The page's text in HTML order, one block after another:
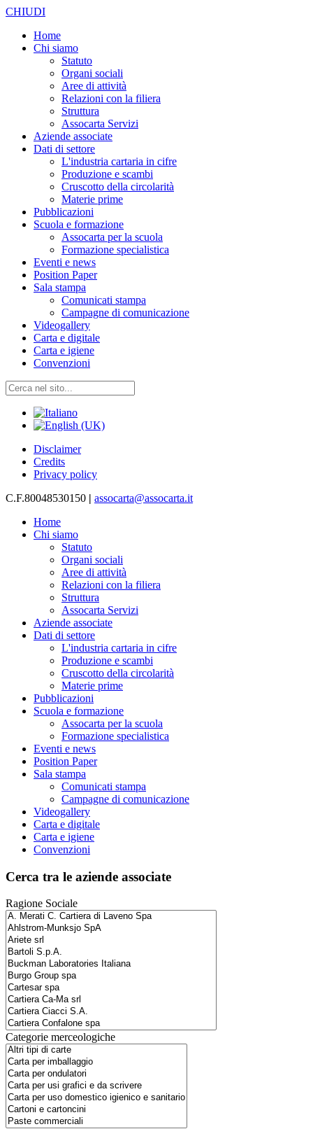
CHIUDI
Home
Chi siamo
Statuto
Organi sociali
Aree di attività
Relazioni con la filiera
Struttura
Assocarta Servizi
Aziende associate
Dati di settore
L'industria cartaria in cifre
Produzione e scambi
Cruscotto della circolarità
Materie prime
Pubblicazioni
Scuola e formazione
Assocarta per la scuola
Formazione specialistica
Eventi e news
Position Paper
Sala stampa
Comunicati stampa
Campagne di comunicazione
Videogallery
Carta e digitale
Carta e igiene
Convenzioni
Disclaimer
Credits
Privacy policy
C.F.80048530150 | assocarta@assocarta.it
Home
Chi siamo
Statuto
Organi sociali
Aree di attività
Relazioni con la filiera
Struttura
Assocarta Servizi
Aziende associate
Dati di settore
L'industria cartaria in cifre
Produzione e scambi
Cruscotto della circolarità
Materie prime
Pubblicazioni
Scuola e formazione
Assocarta per la scuola
Formazione specialistica
Eventi e news
Position Paper
Sala stampa
Comunicati stampa
Campagne di comunicazione
Videogallery
Carta e digitale
Carta e igiene
Convenzioni
Cerca tra le aziende associate
Ragione Sociale
Categorie merceologiche